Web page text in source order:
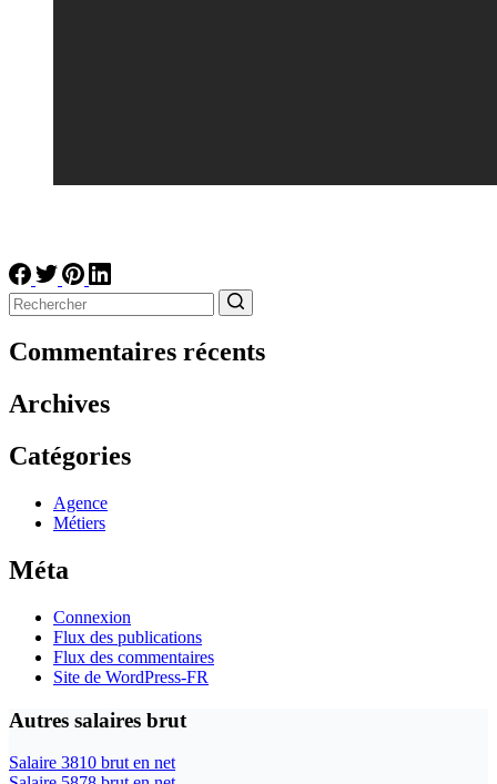
résultat
Commentaires récents
Archives
Catégories
Agence
Métiers
Méta
Connexion
Flux des publications
Flux des commentaires
Site de WordPress-FR
Autres salaires brut
Salaire 3810 brut en net